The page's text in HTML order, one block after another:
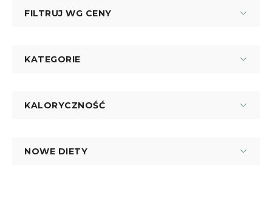
FILTRUJ WG CENY
KATEGORIE
KALORYCZNOŚĆ
NOWE DIETY